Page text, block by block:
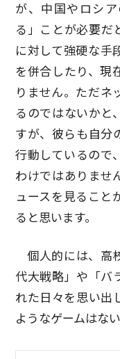
が、中国やロシ
る」ことが必要だ
に対して強硬な手
を併合したり、現
りません。ただネ
るのではないかと
すが、彼らも自分
行動しているので
わけではありませ
ュースを見ること
ると思います。
個人的には、高
代大戦略」や「バ
れた日々を思い出
ようなゲームはな